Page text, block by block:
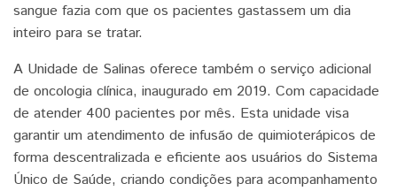
sangue fazia com que os pacientes gastassem um dia
inteiro para se tratar.
A Unidade de Salinas oferece também o serviço adicional
de oncologia clínica, inaugurado em 2019. Com capacidade
de atender 400 pacientes por mês. Esta unidade visa
garantir um atendimento de infusão de quimioterápicos de
forma descentralizada e eficiente aos usuários do Sistema
Único de Saúde, criando condições para acompanhamento